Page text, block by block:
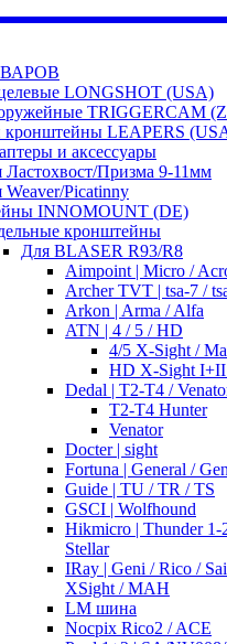
LONGSHOT (USA)
TRIGGERCAM
кронштейны LEAPERS
и аксессуары
Ластохвост/Призма 9-11мм
Weaver/Picatinny
INNOMOUNT (DE)
кронштейны
Для BLASER R93/R8
Aimpoint | Micro /
Archer TVT | tsa-7 /
Arkon | Arma / Alfa
ATN | 4 / 5 / HD
4/5 X-Sight /
HD X-Sight I+II
Dedal | T2-T4 /
T2-T4 Hunter
Venator
Docter | sight
Fortuna | General /
Guide | TU / TR / TS
GSCI | Wolfhound
Hikmicro | Thunder 1-
Stellar
IRay | Geni / Rico /
XSight / MAH
LM шина
Nocpix Rico2 / ACE